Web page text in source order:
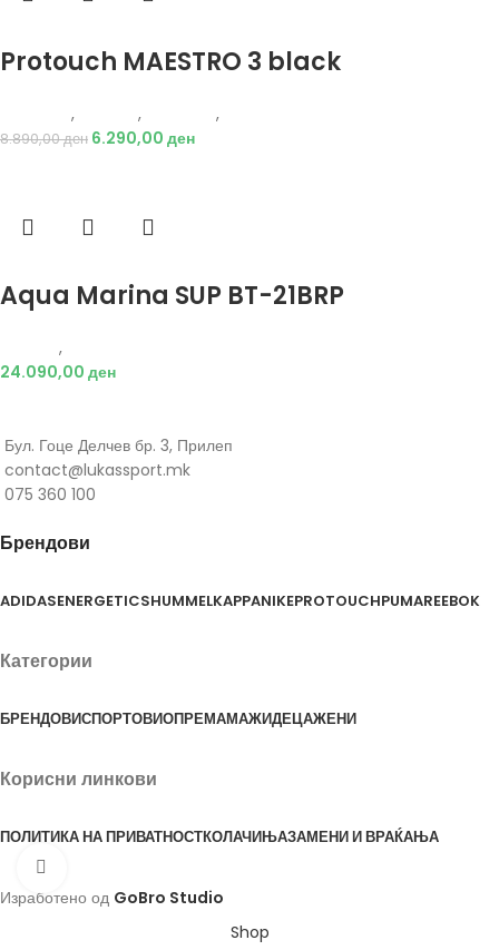
Protouch MAESTRO 3 black
, , ,
8.890,00ден 6.290,00 ден
Aqua Marina SUP BT-21BRP
,
24.090,00 ден
Бул. Гоце Делчев бр. 3, Прилеп
contact@lukassport.mk
075 360 100
Брендови
ADIDASENERGETICSHUMMELKAPPANIKEPROTOUCHPUMAREEBOK
Категории
БРЕНДОВИСПОРТОВИОПРЕМАМАЖИДЕЦАЖЕНИ
Корисни линкови
ПОЛИТИКА НА ПРИВАТНОСТКОЛАЧИЊАЗАМЕНИ И ВРАЌАЊА
Изработено од GoBro Studio
Shop